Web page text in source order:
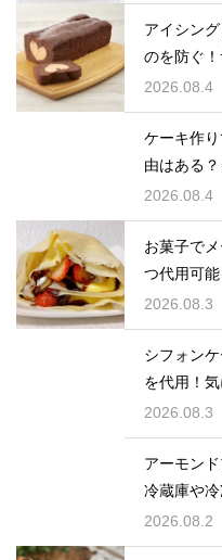
アイシン
のを防ぐ
技
2026.08.4
ケーキ作
由はある
と軽い生地
本
2026.08.4
お菓子で
つ代用可
しい技
2026.08.3
シフォン
を代用！
ザ
2026.08.3
アーモン
冷蔵庫や
い風味を保
する
2026.08.2